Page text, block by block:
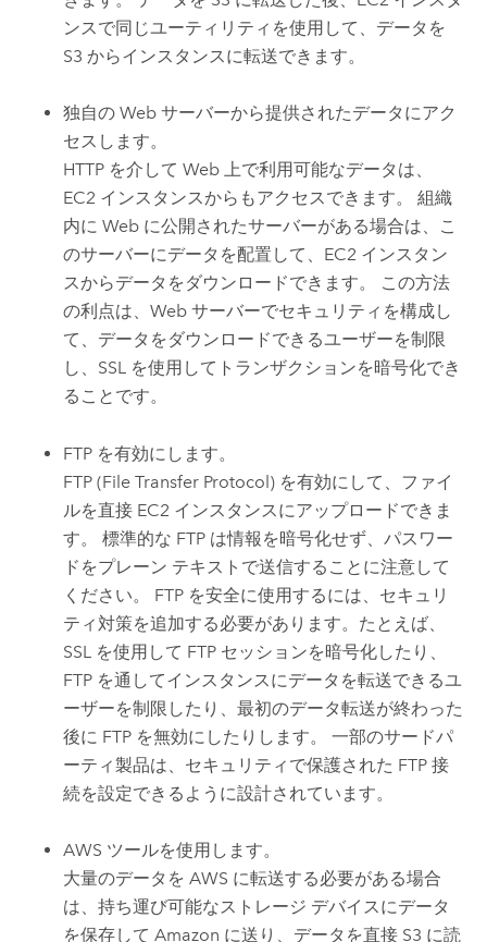
ンスで同じユーティリティを使用して、データを
S3 からインスタンスに転送できます。
独自の Web サーバーから提供されたデータにアク
セスします。
HTTP を介して Web 上で利用可能なデータは、
EC2 インスタンスからもアクセスできます。 組織
内に Web に公開されたサーバーがある場合は、こ
のサーバーにデータを配置して、 EC2 インスタン
スからデータをダウンロードできます。 この方法
の利点は、Web サーバーでセキュリティを構成し
て、データをダウンロードできるユーザーを制限
し、SSL を使用してトランザクションを暗号化でき
ることです。
FTP を有効にします。
FTP (File Transfer Protocol) を有効にして、ファイ
ルを直接 EC2 インスタンスにアップロードできま
す。 標準的な FTP は情報を暗号化せず、パスワー
ドをプレーン テキストで送信することに注意して
ください。 FTP を安全に使用するには、セキュリ
ティ対策を追加する必要があります。たとえば、
SSL を使用して FTP セッションを暗号化したり、
FTP を通してインスタンスにデータを転送できるユ
ーザーを制限したり、最初のデータ転送が終わった
後に FTP を無効にしたりします。 一部のサードパ
ーティ製品は、セキュリティで保護された FTP 接
続を設定できるように設計されています。
AWS ツールを使用します。
大量のデータをAWS に転送する必要がある場合
は、持ち運び可能なストレージ デバイスにデータ
を保存してAmazon に送り、データを直接 S3 に読